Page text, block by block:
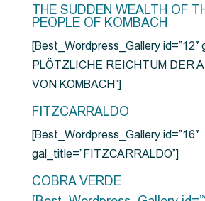
THE SUDDEN WEALTH OF
PEOPLE OF KOMBACH
[Best_Wordpress_Gallery id=”12″
PLÖTZLICHE REICHTUM DER
VON KOMBACH”]
FITZCARRALDO
[Best_Wordpress_Gallery id=”16″
gal_title=”FITZCARRALDO”]
COBRA VERDE